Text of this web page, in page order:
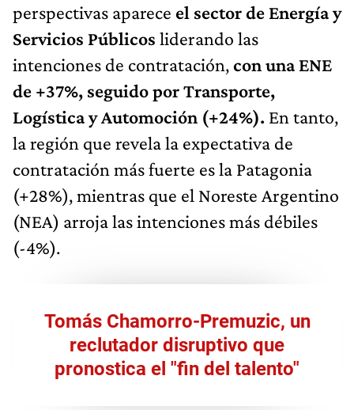
perspectivas aparece el sector de Energía y
Servicios Públicos liderando las
intenciones de contratación,con una ENE
de +37%, seguido por Transporte,
Logística y Automoción (+24%). En tanto,
la región que revela la expectativa de
contratación más fuerte es la Patagonia
(+28%), mientras que el Noreste Argentino
(NEA) arroja las intenciones más débiles
(-4%).
Tomás Chamorro-Premuzic, un
reclutador disruptivo que
pronostica el "fin del talento"